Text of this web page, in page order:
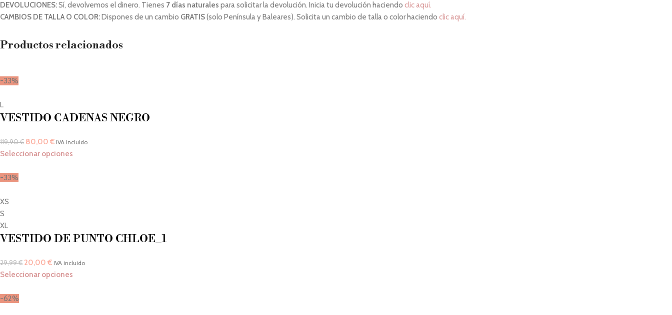
DEVOLUCIONES:Sí, devolvemos el dinero. Tienes 7 días naturales para solicitar la devolución. Inicia tu devolución haciendo clic aquí.
CAMBIOS DE TALLA O COLOR:Dispones de un cambio GRATIS(solo Península y Baleares). Solicita un cambio de talla o color haciendo clic aquí.
Productos relacionados
-33%
L
VESTIDO CADENAS NEGRO
119,90€ 80,00 € IVA incluido
Seleccionar opciones
-33%
XS
S
XL
VESTIDO DE PUNTO CHLOE_1
29,99€ 20,00 € IVA incluido
Seleccionar opciones
-62%